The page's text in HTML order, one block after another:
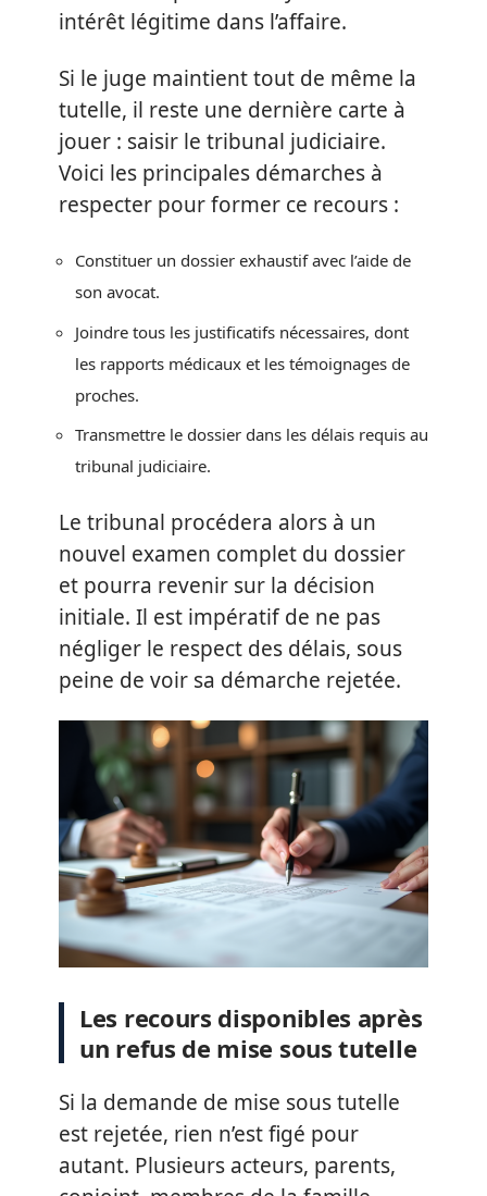
intérêt légitime dans l’affaire.
Si le juge maintient tout de même la
tutelle, il reste une dernière carte à
jouer : saisir le tribunal judiciaire.
Voici les principales démarches à
respecter pour former ce recours :
Constituer un dossier exhaustif avec l’aide de
son avocat.
Joindre tous les justificatifs nécessaires, dont
les rapports médicaux et les témoignages de
proches.
Transmettre le dossier dans les délais requis au
tribunal judiciaire.
Le tribunal procédera alors à un
nouvel examen complet du dossier
et pourra revenir sur la décision
initiale. Il est impératif de ne pas
négliger le respect des délais, sous
peine de voir sa démarche rejetée.
Les recours disponibles après
un refus de mise sous tutelle
Si la demande de mise sous tutelle
est rejetée, rien n’est figé pour
autant. Plusieurs acteurs, parents,